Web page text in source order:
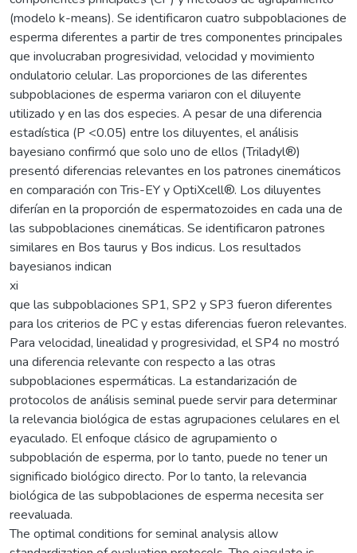
(modelo k-means). Se identificaron cuatro subpoblaciones de
esperma diferentes a partir de tres componentes principales
que involucraban progresividad, velocidad y movimiento
ondulatorio celular. Las proporciones de las diferentes
subpoblaciones de esperma variaron con el diluyente
utilizado y en las dos especies. A pesar de una diferencia
estadística (P <0.05) entre los diluyentes, el análisis
bayesiano confirmó que solo uno de ellos (Triladyl®)
presentó diferencias relevantes en los patrones cinemáticos
en comparación con Tris-EY y OptiXcell®. Los diluyentes
diferían en la proporción de espermatozoides en cada una de
las subpoblaciones cinemáticas. Se identificaron patrones
similares en Bos taurus y Bos indicus. Los resultados
bayesianos indican
xi
que las subpoblaciones SP1, SP2 y SP3 fueron diferentes
para los criterios de PC y estas diferencias fueron relevantes.
Para velocidad, linealidad y progresividad, el SP4 no mostró
una diferencia relevante con respecto a las otras
subpoblaciones espermáticas. La estandarización de
protocolos de análisis seminal puede servir para determinar
la relevancia biológica de estas agrupaciones celulares en el
eyaculado. El enfoque clásico de agrupamiento o
subpoblación de esperma, por lo tanto, puede no tener un
significado biológico directo. Por lo tanto, la relevancia
biológica de las subpoblaciones de esperma necesita ser
reevaluada.
The optimal conditions for seminal analysis allow